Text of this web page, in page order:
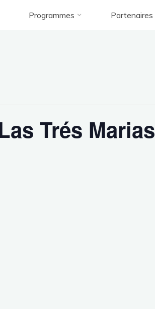
Programmes Partenaires
Ribeauvillé – Las Trés Marias
Trés Marias